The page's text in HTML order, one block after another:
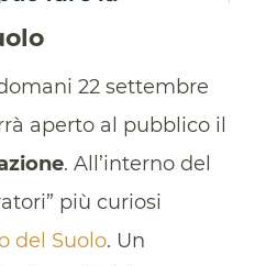
22 settembre
aperto al pubblico il
. All’interno del
più curiosi
del Suolo. Un